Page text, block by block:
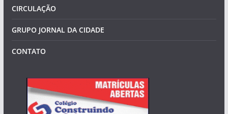
CIRCULAÇÃO
GRUPO JORNAL DA CIDADE
CONTATO